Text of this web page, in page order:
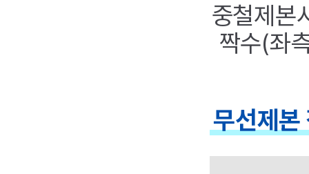
중철제본
짝수(좌
무선제본